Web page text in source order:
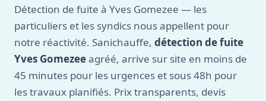
Détection de fuite à Yves Gomezee — les
particuliers et les syndics nous appellent pour
notre réactivité. Sanichauffe, détection de fuite
Yves Gomezeeagréé, arrive sur site en moins de
45 minutes pour les urgences et sous 48h pour
les travaux planifiés. Prix transparents, devis